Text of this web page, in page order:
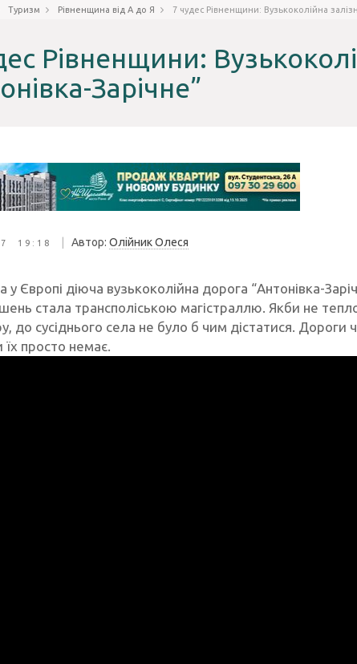
Туризм Рівненщина від А до Я 7 чудес Рівненщини: Вузькоколійна
Рівненщини:
Зарічне”
19:18 Автор: Олійник Олеся
Європі діюча вузькоколійна дорога “Антонівка-
стала трансполіською магістраллю. Якби не
до сусіднього села не було б чим дістатися. Дороги
просто немає.